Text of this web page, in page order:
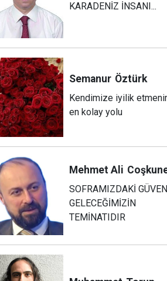
KARADENİZ İNSANI...
Semanur Öztürk
Kendimize iyilik
en kolay yolu
Mehmet Ali
SOFRAMIZDAKİ
GELECEĞİMİZİN
TEMİNATIDIR